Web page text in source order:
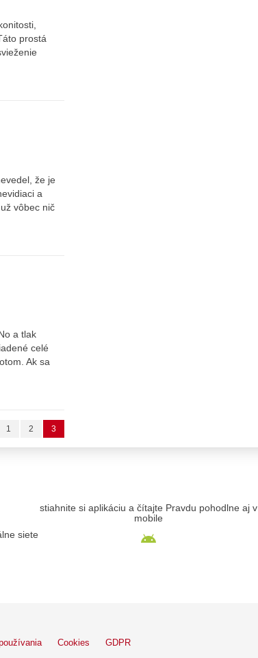
prostá
že je
a
vôbec nič
a tlak
celé
Ak sa
1 2 3
siete
stiahnite si aplikáciu a čítajte Pravdu pohodlne aj v
mobile
Cookies GDPR